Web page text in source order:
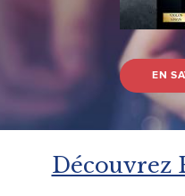
EN
Découvrez